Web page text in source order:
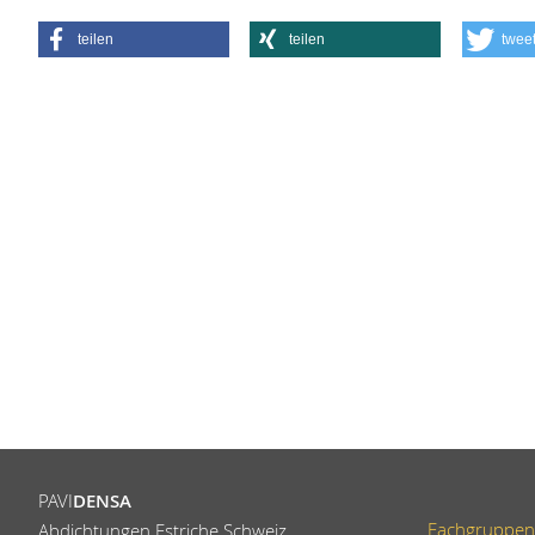
teilen teilen tweet
PAVIDENSA
Abdichtungen Estriche Schweiz Fachgruppen